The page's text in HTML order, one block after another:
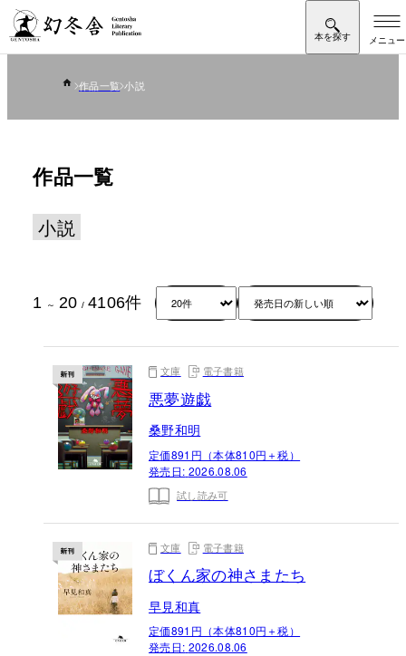
作品一覧 小説
作品一覧
小説
1 ～ 20 / 4106件
文庫 電子書籍
悪夢遊戯
桑野和明
定価891円（本体810円＋税）
発売日: 2026.08.06
試し読み可
文庫 電子書籍
ぼくん家の神さまたち
早見和真
定価891円（本体810円＋税）
発売日: 2026.08.06